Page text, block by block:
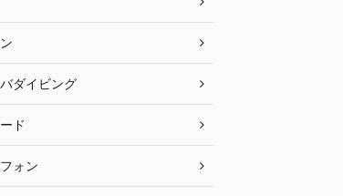
ダイビング
ド
ォン